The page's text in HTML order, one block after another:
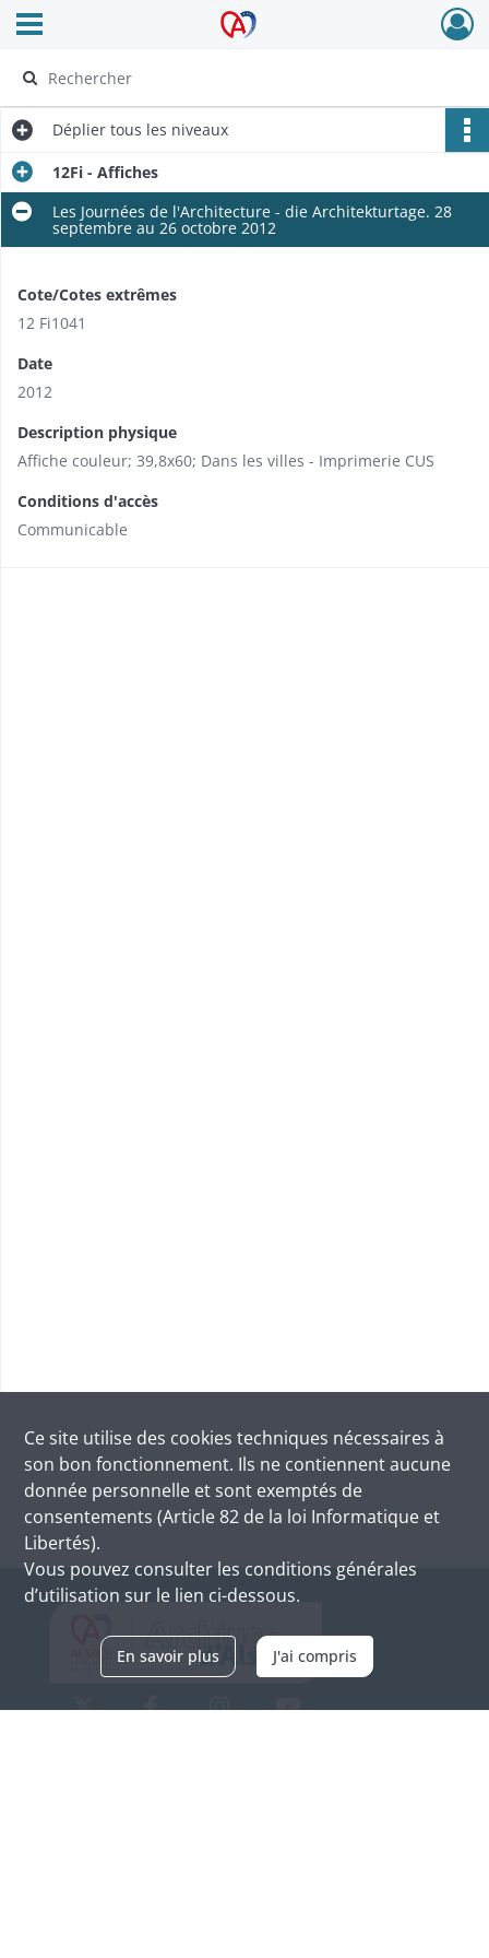
Archives Alsace - Colmar
Ouvrir le menu déroulant
Déplier tous les niveaux
12Fi - Affiches
Les Journées de l'Architecture - die Architekturtage. 28
septembre au 26 octobre 2012
Cote/Cotes extrêmes
12 Fi1041
Date
2012
Description physique
Affiche couleur; 39,8x60; Dans les villes - Imprimerie CUS
Conditions d'accès
Communicable
Ce site utilise des cookies techniques nécessaires à
son bon fonctionnement. Ils ne contiennent aucune
donnée personnelle et sont exemptés de
consentements (Article 82 de la loi Informatique et
Libertés).
Vous pouvez consulter les conditions générales
d’utilisation sur le lien ci-dessous.
En savoir plus J'ai compris